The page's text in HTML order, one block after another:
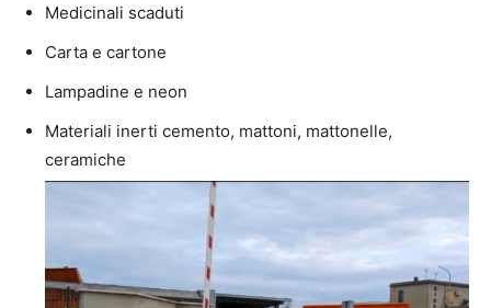
Medicinali scaduti
Carta e cartone
Lampadine e neon
Materiali inerti cemento, mattoni, mattonelle,
ceramiche